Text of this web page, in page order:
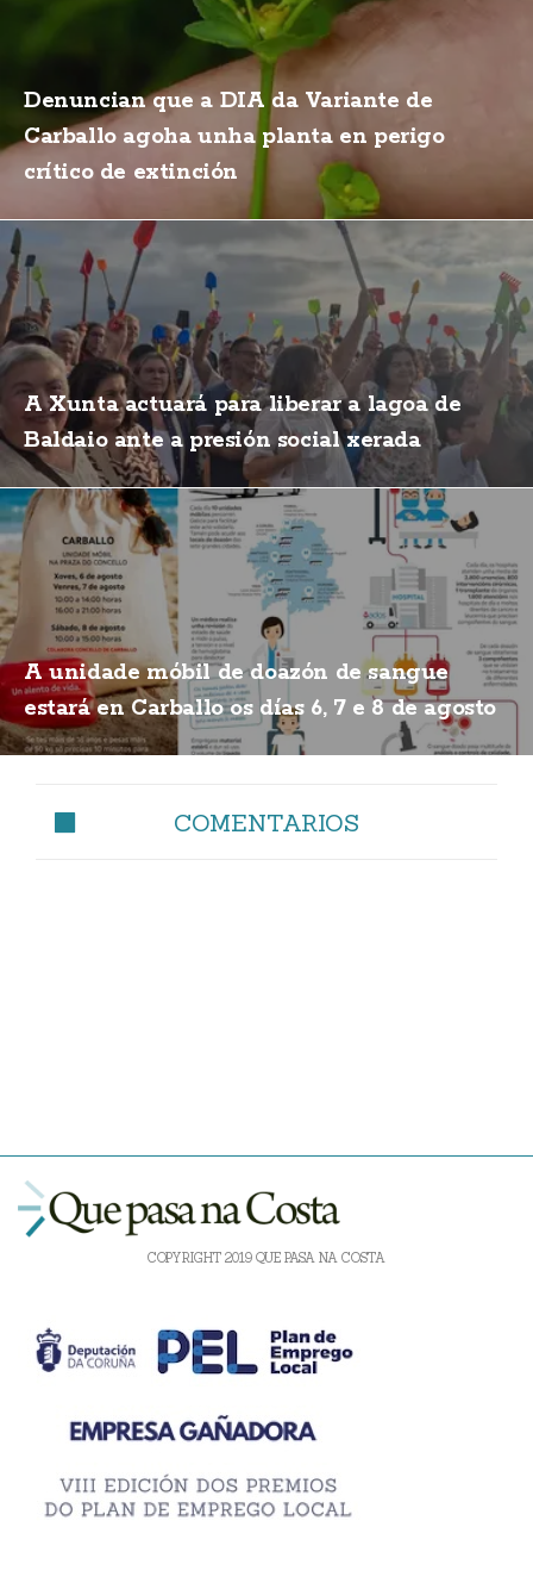
Denuncian que a DIA da Variante de
Carballo agoha unha planta en perigo
crítico de extinción
A Xunta actuará para liberar a lagoa de
Baldaio ante a presión social xerada
A unidade móbil de doazón de sangue
estará en Carballo os días 6, 7 e 8 de agosto
COMENTARIOS
COPYRIGHT 2019 QUE PASA NA COSTA